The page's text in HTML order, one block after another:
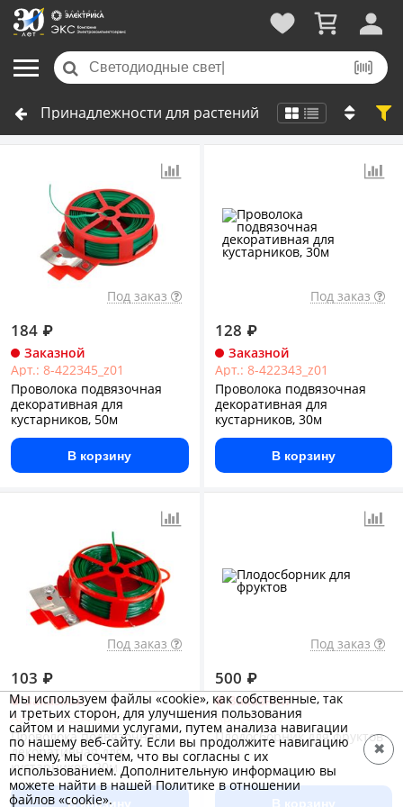
Принадлежности для растений
Под заказ
184 ₽
Заказной
Арт.: 8-422345_z01
Проволока подвязочная
декоративная для
кустарников, 50м
В корзину
Под заказ
128 ₽
Заказной
Арт.: 8-422343_z01
Проволока подвязочная
декоративная для
кустарников, 30м
В корзину
Под заказ
103 ₽
Заказной
Арт.: 8-422341_z01
Проволока подвязочная
декоративная для
кустарников, 20м
В корзину
Под заказ
500 ₽
Заказной
Арт.: 40290
Плодосборник для фруктов
В корзину
Мы используем файлы «cookie», как собственные, так
и третьих сторон, для улучшения пользования
сайтом и нашими услугами, путем анализа навигации
по нашему веб-сайту. Если вы продолжите навигацию
по нему, мы сочтем, что вы согласны с их
использованием. Дополнительную информацию вы
можете найти в нашей Политике в отношении
файлов «cookie».
✖